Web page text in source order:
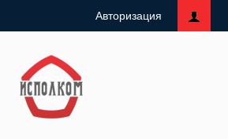
Авторизация